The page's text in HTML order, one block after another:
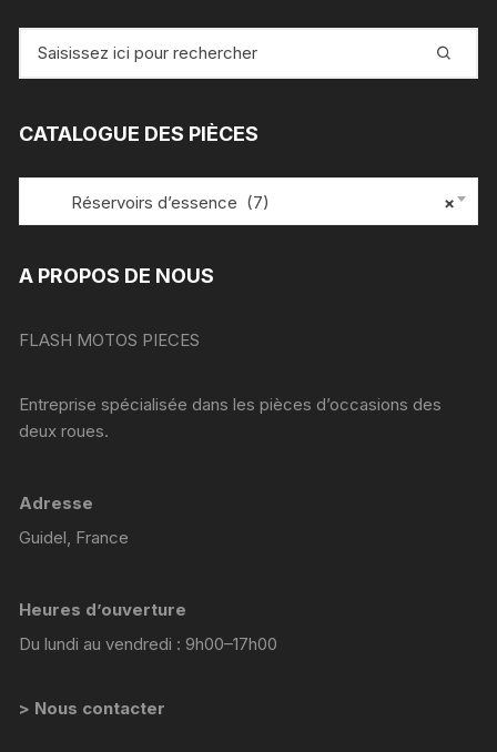
pour
CATALOGUE DES PIÈCES
×
Réservoirs d’essence (7)
A PROPOS DE NOUS
FLASH MOTOS PIECES
Entreprise spécialisée dans les pièces d’occasions des
deux roues.
Adresse
Guidel, France
Heures d’ouverture
Du lundi au vendredi : 9h00–17h00
> Nous contacter